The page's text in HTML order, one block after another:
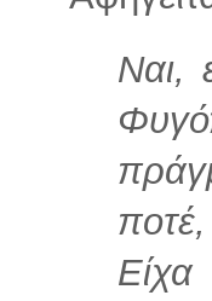
Ναι,